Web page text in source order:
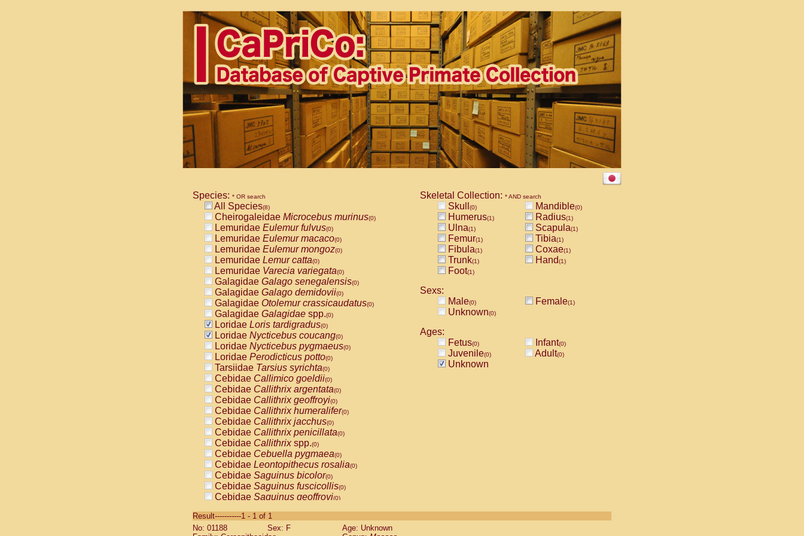
Species: * OR search
All Species(8)
Cheirogaleidae Microcebus murinus(0)
Lemuridae Eulemur fulvus(0)
Lemuridae Eulemur macaco(0)
Lemuridae Eulemur mongoz(0)
Lemuridae Lemur catta(0)
Lemuridae Varecia variegata(0)
Galagidae Galago senegalensis(0)
Galagidae Galago demidovii(0)
Galagidae Otolemur crassicaudatus(0)
Galagidae Galagidae spp.(0)
Loridae Loris tardigradus(0)
Loridae Nycticebus coucang(0)
Loridae Nycticebus pygmaeus(0)
Loridae Perodicticus potto(0)
Tarsiidae Tarsius syrichta(0)
Cebidae Callimico goeldii(0)
Cebidae Callithrix argentata(0)
Cebidae Callithrix geoffroyi(0)
Cebidae Callithrix humeralifer(0)
Cebidae Callithrix jacchus(0)
Cebidae Callithrix penicillata(0)
Cebidae Callithrixspp.(0)
Cebidae Cebuella pygmaea(0)
Cebidae Leontopithecus rosalia(0)
Cebidae Saguinus bicolor(0)
Cebidae Saguinus fuscicollis(0)
Cebidae Saguinus geoffroyi(0)
CebidaeSaguinus labiatus(0)
Cebidae Saguinus leucopus (0)
Skeletal Collection: * AND search
Skull (0) Mandible(0)
Humerus(1) Radius(1)
Ulna(1) Scapula(1)
Femur(1) Tibia(1)
Fibula(1) Coxae(1)
Trunk(1) Hand(1)
Foot(1)
Sexs:
Male(0) Female(1)
Unknown(0)
Ages:
Fetus(0) Infant(0)
Juvenile(0) Adult(0)
Unknown
Result-----------1 - 1 of 1
No: 01188
Sex: F
Age: Unknown